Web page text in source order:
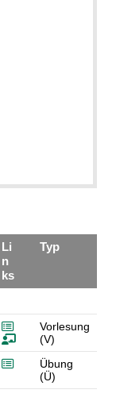
Li
n
ks
Typ
Vorlesung
(V)
Übung
(Ü)